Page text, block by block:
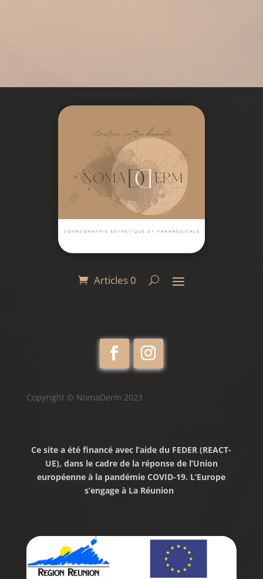
Articles 0
Copyright © NomaDerm 2023
Ce site a été financé avec l’aide du FEDER (REACT-
UE), dans le cadre de la réponse de l’Union
européenne à la pandémie COVID-19. L’Europe
s’engage à La Réunion